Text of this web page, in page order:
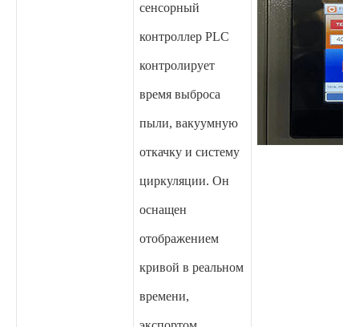
сенсорный
контроллер PLC
контролирует
время выброса
пыли, вакуумную
откачку и систему
циркуляции. Он
оснащен
отображением
кривой в реальном
времени,